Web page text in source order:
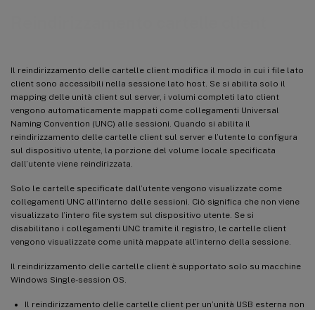
Il reindirizzamento delle cartelle client modifica il modo in cui i file lato
client sono accessibili nella sessione lato host. Se si abilita solo il
mapping delle unità client sul server, i volumi completi lato client
vengono automaticamente mappati come collegamenti Universal
Naming Convention (UNC) alle sessioni. Quando si abilita il
reindirizzamento delle cartelle client sul server e l’utente lo configura
sul dispositivo utente, la porzione del volume locale specificata
dall’utente viene reindirizzata.
Solo le cartelle specificate dall’utente vengono visualizzate come
collegamenti UNC all’interno delle sessioni. Ciò significa che non viene
visualizzato l’intero file system sul dispositivo utente. Se si
disabilitano i collegamenti UNC tramite il registro, le cartelle client
vengono visualizzate come unità mappate all’interno della sessione.
Il reindirizzamento delle cartelle client è supportato solo su macchine
Windows Single-session OS.
Il reindirizzamento delle cartelle client per un’unità USB esterna non